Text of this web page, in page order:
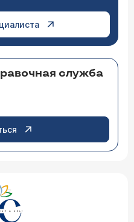
служба